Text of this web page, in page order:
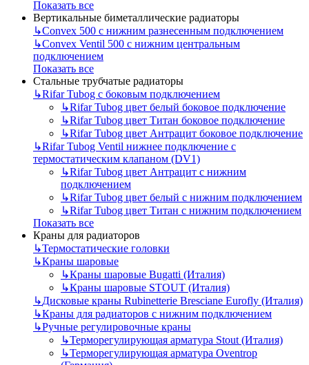
Показать все
Вертикальные биметаллические радиаторы
↳Convex 500 с нижним разнесенным подключением
↳Convex Ventil 500 с нижним центральным
подключением
Показать все
Стальные трубчатые радиаторы
↳Rifar Tubog с боковым подключением
↳Rifar Tubog цвет белый боковое подключение
↳Rifar Tubog цвет Титан боковое подключение
↳Rifar Tubog цвет Антрацит боковое подключение
↳Rifar Tubog Ventil нижнее подключение с
термостатическим клапаном (DV1)
↳Rifar Tubog цвет Антрацит с нижним
подключением
↳Rifar Tubog цвет белый с нижним подключением
↳Rifar Tubog цвет Титан с нижним подключением
Показать все
Краны для радиаторов
↳Термостатические головки
↳Краны шаровые
↳Краны шаровые Bugatti (Италия)
↳Краны шаровые STOUT (Италия)
↳Дисковые краны Rubinetterie Bresciane Eurofly (Италия)
↳Краны для радиаторов с нижним подключением
↳Ручные регулировочные краны
↳Терморегулирующая арматура Stout (Италия)
↳Терморегулирующая арматура Oventrop